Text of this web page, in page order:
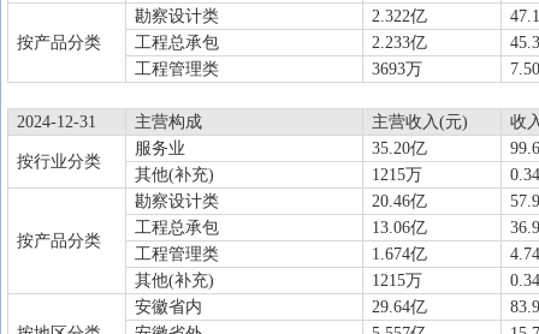
按产品分类
勘察设计类 2.322亿
工程总承包
2.233亿
工程管理类
3693万
2024-12-31 主营构成 主营收入(元) 收
按行业分类
服务业 35.20亿
其他(补充)
1215万
按产品分类
勘察设计类 20.46亿
工程总承包
13.06亿
工程管理类
1.674亿
其他(补充)
1215万
安徽省内 29.64亿